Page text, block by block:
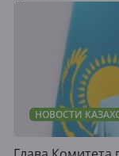
НОВОСТИ